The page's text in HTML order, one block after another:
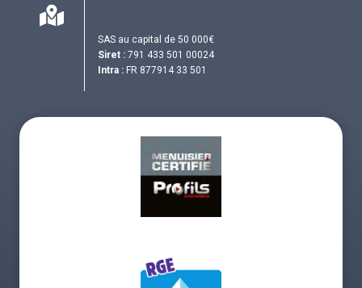
SAS au capital de 50 000€
Siret : 791 433 501 00024
Intra : FR 877914 33 501